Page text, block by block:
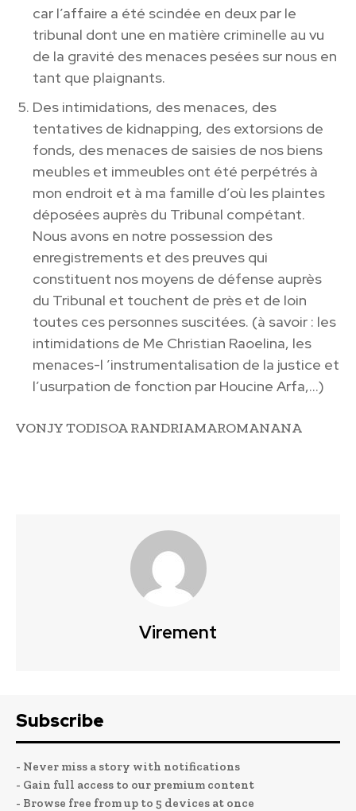
car l’affaire a été scindée en deux par le
tribunal dont une en matière criminelle au vu
de la gravité des menaces pesées sur nous en
tant que plaignants.
Des intimidations, des menaces, des
tentatives de kidnapping, des extorsions de
fonds, des menaces de saisies de nos biens
meubles et immeubles ont été perpétrés à
mon endroit et à ma famille d’où les plaintes
déposées auprès du Tribunal compétant.
Nous avons en notre possession des
enregistrements et des preuves qui
constituent nos moyens de défense auprès
du Tribunal et touchent de près et de loin
toutes ces personnes suscitées. (à savoir : les
intimidations de Me Christian Raoelina, les
menaces-l ’instrumentalisation de la justice et
l’usurpation de fonction par Houcine Arfa,…)
VONJY TODISOA RANDRIAMAROMANANA
Virement
Subscribe
- Never miss a story with notifications
- Gain full access to our premium content
- Browse free from up to 5 devices at once